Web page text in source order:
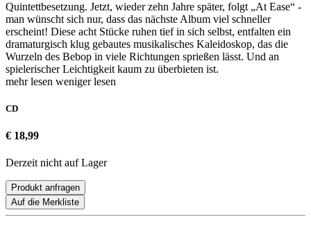
Quintettbesetzung. Jetzt, wieder zehn Jahre später, folgt „At Ease“ -
man wünscht sich nur, dass das nächste Album viel schneller
erscheint! Diese acht Stücke ruhen tief in sich selbst, entfalten ein
dramaturgisch klug gebautes musikalisches Kaleidoskop, das die
Wurzeln des Bebop in viele Richtungen sprießen lässt. Und an
spielerischer Leichtigkeit kaum zu überbieten ist.
mehr lesen weniger lesen
CD
€ 18,99
Derzeit nicht auf Lager
Produkt anfragen
Auf die Merkliste